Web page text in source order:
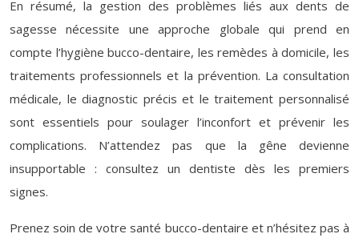
En résumé, la gestion des problèmes liés aux dents de
sagesse nécessite une approche globale qui prend en
compte l’hygiène bucco-dentaire, les remèdes à domicile, les
traitements professionnels et la prévention. La consultation
médicale, le diagnostic précis et le traitement personnalisé
sont essentiels pour soulager l’inconfort et prévenir les
complications. N’attendez pas que la gêne devienne
insupportable : consultez un dentiste dès les premiers
signes.
Prenez soin de votre santé bucco-dentaire et n’hésitez pas à